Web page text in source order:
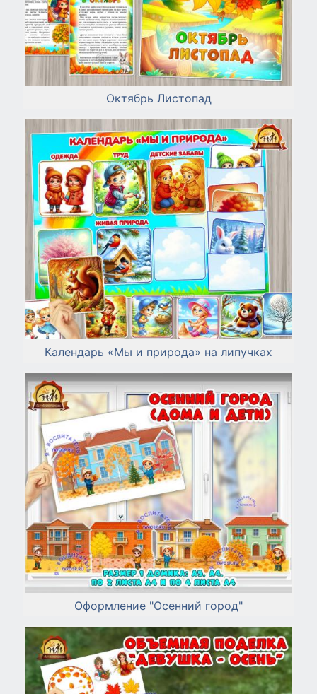
Октябрь Листопад
Календарь «Мы и природа» на липучках
Оформление "Осенний город"